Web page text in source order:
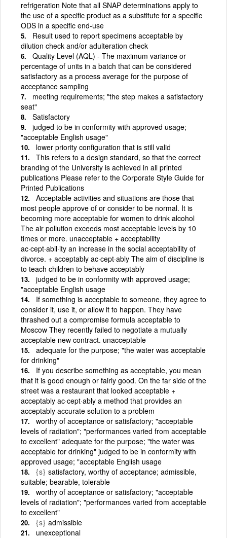
refrigeration Note that all SNAP determinations apply to
the use of a specific product as a substitute for a specific
ODS in a specific end-use
Result used to report specimens acceptable by
dilution check and/or adulteration check
Quality Level (AQL) - The maximum variance or
percentage of units in a batch that can be considered
satisfactory as a process average for the purpose of
acceptance sampling
meeting requirements; "the step makes a satisfactory
seat"
Satisfactory
judged to be in conformity with approved usage;
"acceptable English usage"
lower priority configuration that is still valid
This refers to a design standard, so that the correct
branding of the University is achieved in all printed
publications Please refer to the Corporate Style Guide for
Printed Publications
Acceptable activities and situations are those that
most people approve of or consider to be normal. It is
becoming more acceptable for women to drink alcohol
The air pollution exceeds most acceptable levels by 10
times or more. unacceptable + acceptability
ac·cept·abil·ity an increase in the social acceptability of
divorce. + acceptably ac·cept·ably The aim of discipline is
to teach children to behave acceptably
judged to be in conformity with approved usage;
"acceptable English usage
If something is acceptable to someone, they agree to
consider it, use it, or allow it to happen. They have
thrashed out a compromise formula acceptable to
Moscow They recently failed to negotiate a mutually
acceptable new contract. unacceptable
adequate for the purpose; "the water was acceptable
for drinking"
If you describe something as acceptable, you mean
that it is good enough or fairly good. On the far side of the
street was a restaurant that looked acceptable +
acceptably ac·cept·ably a method that provides an
acceptably accurate solution to a problem
worthy of acceptance or satisfactory; "acceptable
levels of radiation"; "performances varied from acceptable
to excellent" adequate for the purpose; "the water was
acceptable for drinking" judged to be in conformity with
approved usage; "acceptable English usage
{s} satisfactory, worthy of acceptance; admissible,
suitable; bearable, tolerable
worthy of acceptance or satisfactory; "acceptable
levels of radiation"; "performances varied from acceptable
to excellent"
{s} admissible
unexceptional